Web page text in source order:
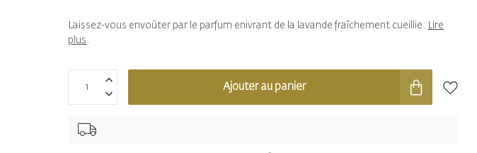
Laissez-vous envoûter par le parfum enivrant de la lavande fraîchement cueillie. Lire
plus .
Ajouter au panier